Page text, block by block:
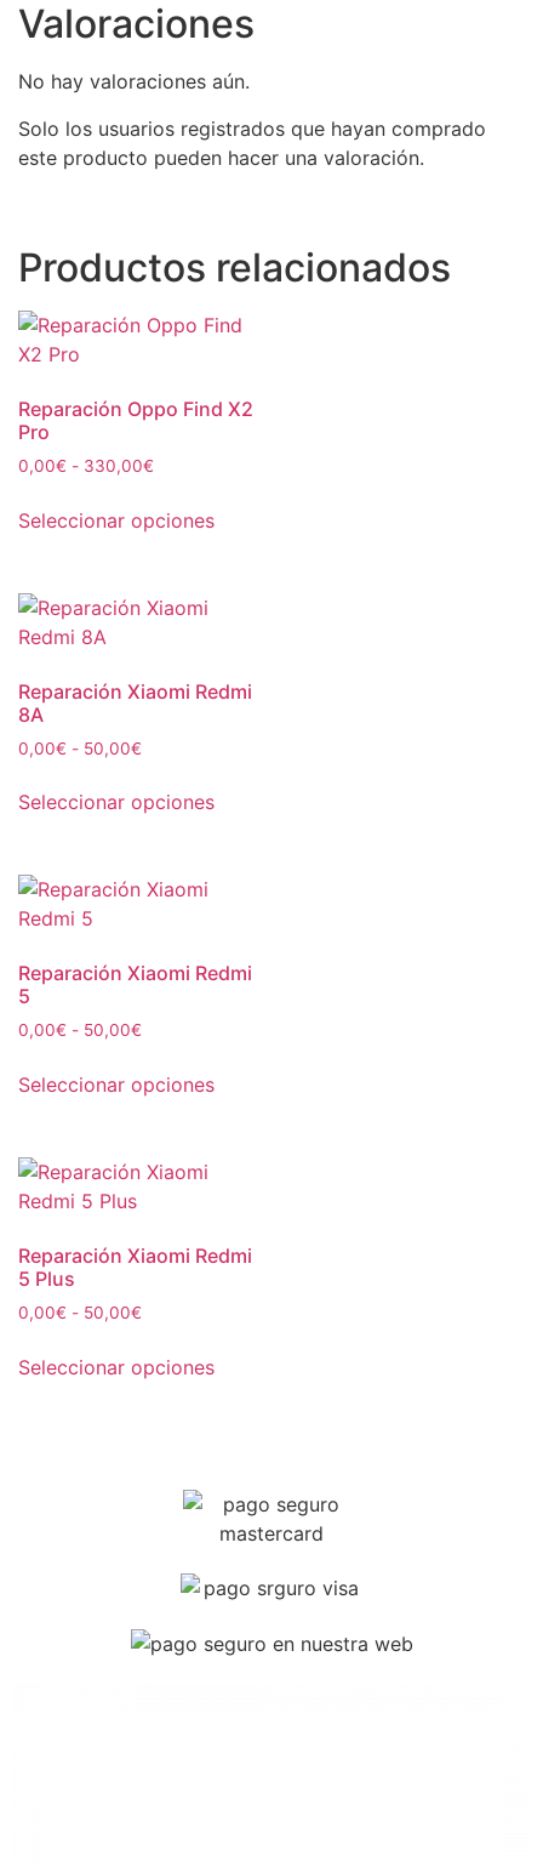
Valoraciones
No hay valoraciones aún.
Solo los usuarios registrados que hayan comprado
este producto pueden hacer una valoración.
Productos relacionados
Reparación Oppo Find X2
Pro
0,00€ - 330,00€
Seleccionar opciones
Reparación Xiaomi Redmi
8A
0,00€ - 50,00€
Seleccionar opciones
Reparación Xiaomi Redmi
5
0,00€ - 50,00€
Seleccionar opciones
Reparación Xiaomi Redmi
5 Plus
0,00€ - 50,00€
Seleccionar opciones